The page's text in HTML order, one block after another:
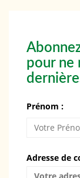
pour ne
Prénom :
Adresse de